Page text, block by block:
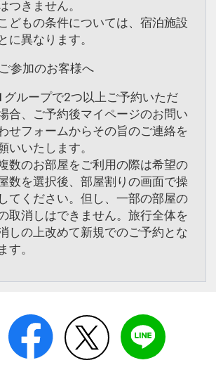
つきません。
どもの条件については、宿泊施設
に異なります。
参加のお客様へ
グループで2つ以上ご予約いただ
合、ご予約後マイページのお問い
せフォームからその旨のご連絡を
いいたします。
数のお部屋をご利用の際は希望の
数を選択後、部屋割りの画面で操
てください。但し、一部の部屋の
取消しはできません。旅行全体を
しの上改めて新規でのご予約とな
す。